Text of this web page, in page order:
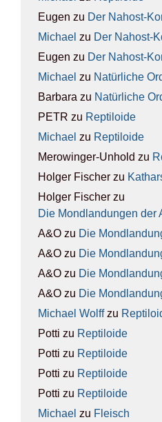
Eugen zu Der Nah­ost-
Michael zu Der Nah­ost-
Eugen zu Der Nah­ost-
Michael zu Natür­li­che
Barbara zu Natür­li­che
PETR zu Rep­ti­lo­ide
Michael zu Rep­ti­lo­ide
Merowinger-Unhold zu
Holger Fischer zu
Holger Fischer zu
Die Mond­lan­dun­gen der
A&O zu Die
A&O zu Die
A&O zu Die
A&O zu Die
Michael Wolffzu
Potti zu Rep­ti­lo­ide
Potti zu Rep­ti­lo­ide
Potti zu Rep­ti­lo­ide
Potti zu Rep­ti­lo­ide
Michael zu Fleisch